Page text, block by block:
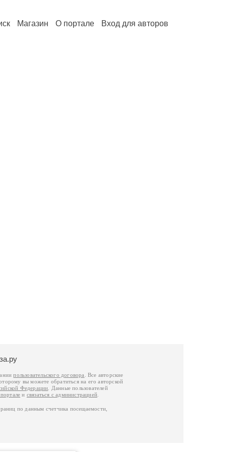
Магазин О портале Вход для авторов
пользовательского договора
. Все авторские
вы можете обратиться на его авторской
Федерации . Данные пользователей
и связаться с администрацией
по данным счетчика посещаемости,